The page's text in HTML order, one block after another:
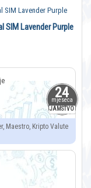
24
mjeseca
JAMSTVO
SIM Lavender Purple
Maestro, Kripto Valute